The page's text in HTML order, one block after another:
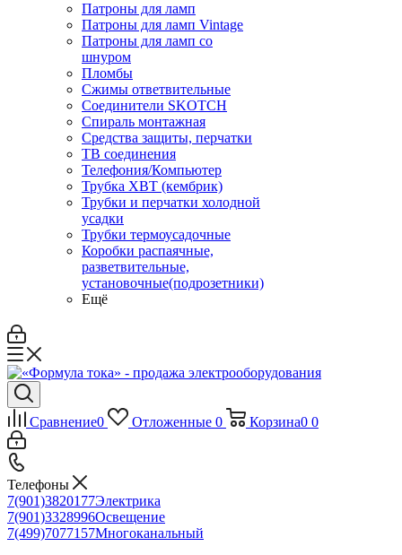
Патроны для ламп
Патроны для ламп Vintage
Патроны для ламп со
шнуром
Пломбы
Сжимы ответвительные
Соединители SKOTCH
Спираль монтажная
Средства защиты, перчатки
ТВ соединения
Телефония/Компьютер
Трубка ХВТ (кембрик)
Трубки и перчатки холодной
усадки
Трубки термоусадочные
Коробки распаячные,
разветвительные,
установочные(подрозетники)
Ещё
Сравнение0 Отложенные 0 Корзина0 0
Телефоны
7(901)3820177Электрика
7(901)3328996Освещение
7(499)7077157Многоканальный